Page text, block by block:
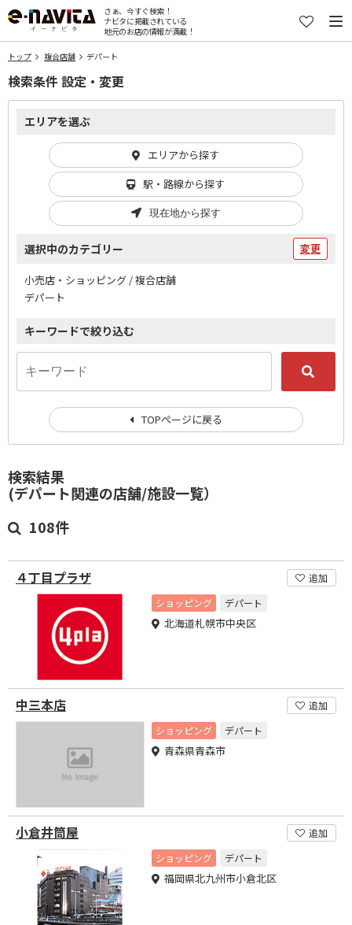
さぁ、今すぐ検索！
ナビタに掲載されている
地元のお店の情報が満載！
トップ 複合店舗 デパート
検索結果
(デパート関連の店舗/施設一覧）
108件
４丁目プラザ
追加
ショッピング
デパート
北海道札幌市中央区
中三本店
追加
ショッピング
デパート
青森県青森市
小倉井筒屋
追加
ショッピング
デパート
福岡県北九州市小倉北区
検索条件 設定・変更
エリアを選ぶ
エリアから探す
駅・路線から探す
現在地から探す
選択中のカテゴリー 変更
小売店・ショッピング / 複合店舗
デパート
キーワードで絞り込む
TOPページに戻る